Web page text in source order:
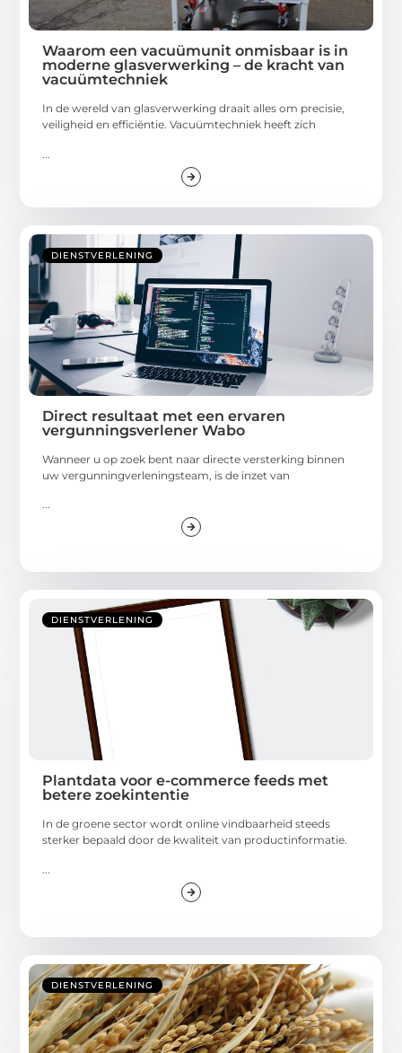
Waarom een vacuümunit onmisbaar is in
moderne glasverwerking – de kracht van
vacuümtechniek
In de wereld van glasverwerking draait alles om precisie,
veiligheid en efficiëntie. Vacuümtechniek heeft zich
DIENSTVERLENING
Direct resultaat met een ervaren
vergunningsverlener Wabo
Wanneer u op zoek bent naar directe versterking binnen
uw vergunningverleningsteam, is de inzet van
...
DIENSTVERLENING
Plantdata voor e-commerce feeds met
betere zoekintentie
In de groene sector wordt online vindbaarheid steeds
sterker bepaald door de kwaliteit van productinformatie.
DIENSTVERLENING